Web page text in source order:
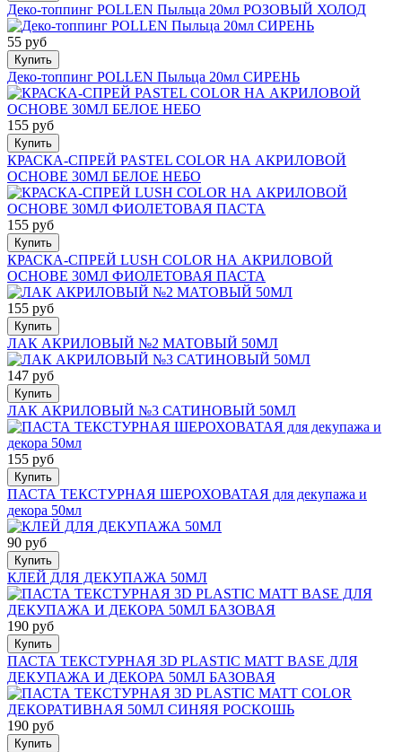
Деко-топпинг POLLEN Пыльца 20мл РОЗОВЫЙ ХОЛОД
55 руб
Купить
Деко-топпинг POLLEN Пыльца 20мл СИРЕНЬ
155 руб
Купить
КРАСКА-СПРЕЙ PASTEL COLOR НА АКРИЛОВОЙ
ОСНОВЕ 30МЛ БЕЛОЕ НЕБО
155 руб
Купить
КРАСКА-СПРЕЙ LUSH COLOR НА АКРИЛОВОЙ
ОСНОВЕ 30МЛ ФИОЛЕТОВАЯ ПАСТА
155 руб
Купить
ЛАК АКРИЛОВЫЙ №2 МАТОВЫЙ 50МЛ
147 руб
Купить
ЛАК АКРИЛОВЫЙ №3 САТИНОВЫЙ 50МЛ
155 руб
Купить
ПАСТА ТЕКСТУРНАЯ ШЕРОХОВАТАЯ для декупажа и
декора 50мл
90 руб
Купить
КЛЕЙ ДЛЯ ДЕКУПАЖА 50МЛ
190 руб
Купить
ПАСТА ТЕКСТУРНАЯ 3D PLASTIC MATT BASE ДЛЯ
ДЕКУПАЖА И ДЕКОРА 50МЛ БАЗОВАЯ
190 руб
Купить